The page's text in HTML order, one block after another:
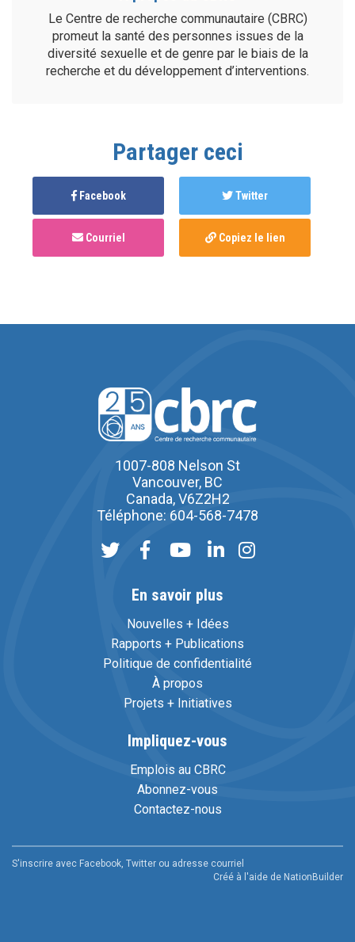
Le Centre de recherche communautaire (CBRC)
promeut la santé des personnes issues de la
diversité sexuelle et de genre par le biais de la
recherche et du développement d’interventions.
Partager ceci
Facebook Twitter
Courriel Copiez le lien
1007-808 Nelson St
Vancouver, BC
Canada, V6Z2H2
Téléphone: 604-568-7478
En savoir plus
Nouvelles + Idées
Rapports + Publications
Politique de confidentialité
À propos
Projets + Initiatives
Impliquez-vous
Emplois au CBRC
Abonnez-vous
Contactez-nous
S'inscrire avec Facebook, Twitter ou adresse courriel
Créé à l'aide de NationBuilder